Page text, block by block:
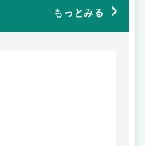
もっとみる